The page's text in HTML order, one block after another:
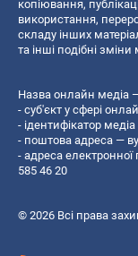
копiювання,
використання,
складу інших
та інші подібні зміни
Назва онлайн медіа
- суб'єкт у сфері
- ідентифікатор
- поштова адреса —
- адреса
585 46 20
© 2026 Всі права